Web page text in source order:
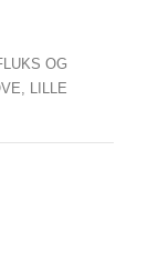
OG
LILLE